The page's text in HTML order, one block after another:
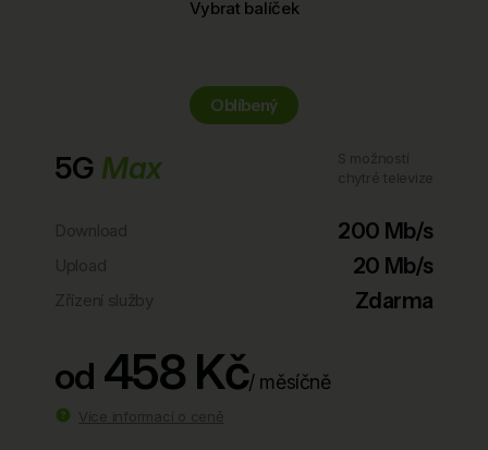
Vybrat balíček
Oblíbený
5G Max
200 Mb/s
20 Mb/s
Zdarma
od 458 Kč/ měsíčně